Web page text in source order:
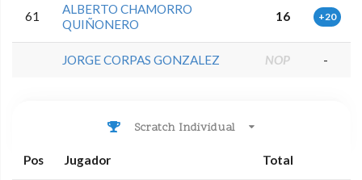
61
ALBERTO CHAMORRO
QUIÑONERO
16 +20
JORGE CORPAS GONZALEZ NOP -
Scratch Individual
Pos Jugador Total